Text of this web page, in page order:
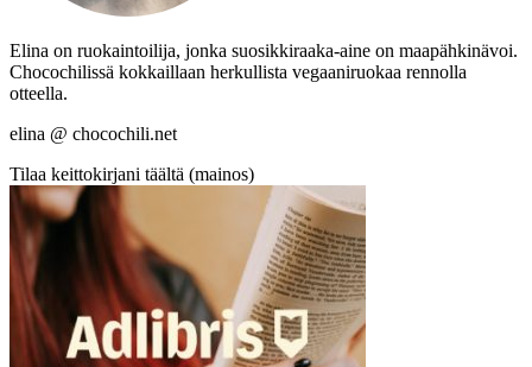
Elina on ruokaintoilija, jonka suosikkiraaka-aine on maapähkinävoi.
Chocochilissä kokkaillaan herkullista vegaaniruokaa rennolla
otteella.
elina @ chocochili.net
Tilaa keittokirjani täältä (mainos)